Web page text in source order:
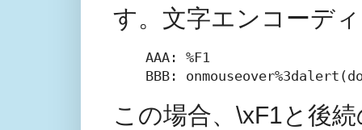
す。文字エンコーデ
AAA: %F1
この場合、\xF1と後